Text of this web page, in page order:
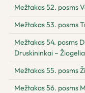
Mežtakas 52. posms
Mežtakas 53. posms
Mežtakas 54. posms
Druskininkai –
Mežtakas 55. posms
Mežtakas 56. posms